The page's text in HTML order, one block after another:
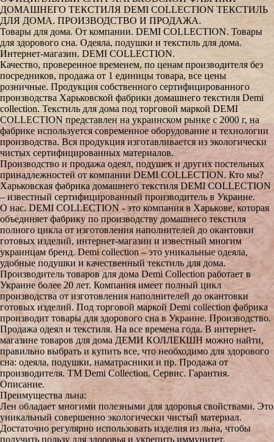
ДОМАШНЕГО ТЕКСТИЛЯ DEMI COLLECTION ТЕКСТИЛЬ
ДЛЯ ДОМА. ПРОИЗВОДСТВО И ПРОДАЖА.
Товары для дома. От компании. DEMI COLLECTION. Товары
для здорового сна. Одеяла, подушки и текстиль для дома.
Интернет-магазин. DEMI COLLECTION.
Качество, проверенное временем, по ценам производителя без
посредников, продажа от 1 единицы товара, все цены
розничные. Продукция собственного сертифицированного
производства Харьковской фабрики домашнего текстиля Demi
collection. Текстиль для дома под торговой маркой DEMI
COLLECTION представлен на украинском рынке с 2000 г, на
фабрике используется современное оборудование и технологии
производства. Вся продукция изготавливается из экологически
чистых сертифицированных материалов.
Производство и продажа одеял, подушек и других постельных
принадлежностей от компании DEMI COLLECTION. Кто мы?
Харьковская фабрика домашнего текстиля DEMI COLLECTION
– известный сертифицированный производитель в Украине.
О нас. DEMI COLLECTION - это компания в Харькове, которая
объединяет фабрику по производству домашнего текстиля
полного цикла от изготовления наполнителей до окантовки
готовых изделий, интернет-магазин и известный многим
украинцам бренд. Demi collection – это уникальные одеяла,
удобные подушки и качественный текстиль для дома.
Производитель товаров для дома Demi Collection работает в
Украине более 20 лет. Компания имеет полный цикл
производства от изготовления наполнителей до окантовки
готовых изделий. Под торговой маркой Demi collection фабрика
производит товары для здорового сна в Украине. Производство.
Продажа одеял и текстиля. На все времена года. В интернет-
магазине товаров для дома ДЕМИ КОЛЛЕКШН можно найти,
правильно выбрать и купить все, что необходимо для здорового
сна: одеяла, подушки, наматрасники и пр. Продажа от
производителя. TM Demi Collection. Сервис. Гарантия.
Описание.
Преимущества льна:
Лен обладает многими полезными для здоровья свойствами. Это
уникальный совершенно экологически чистый материал.
Достаточно регулярно использовать изделия из льна, чтобы
получить пользу для здоровья и укрепить иммунитет.